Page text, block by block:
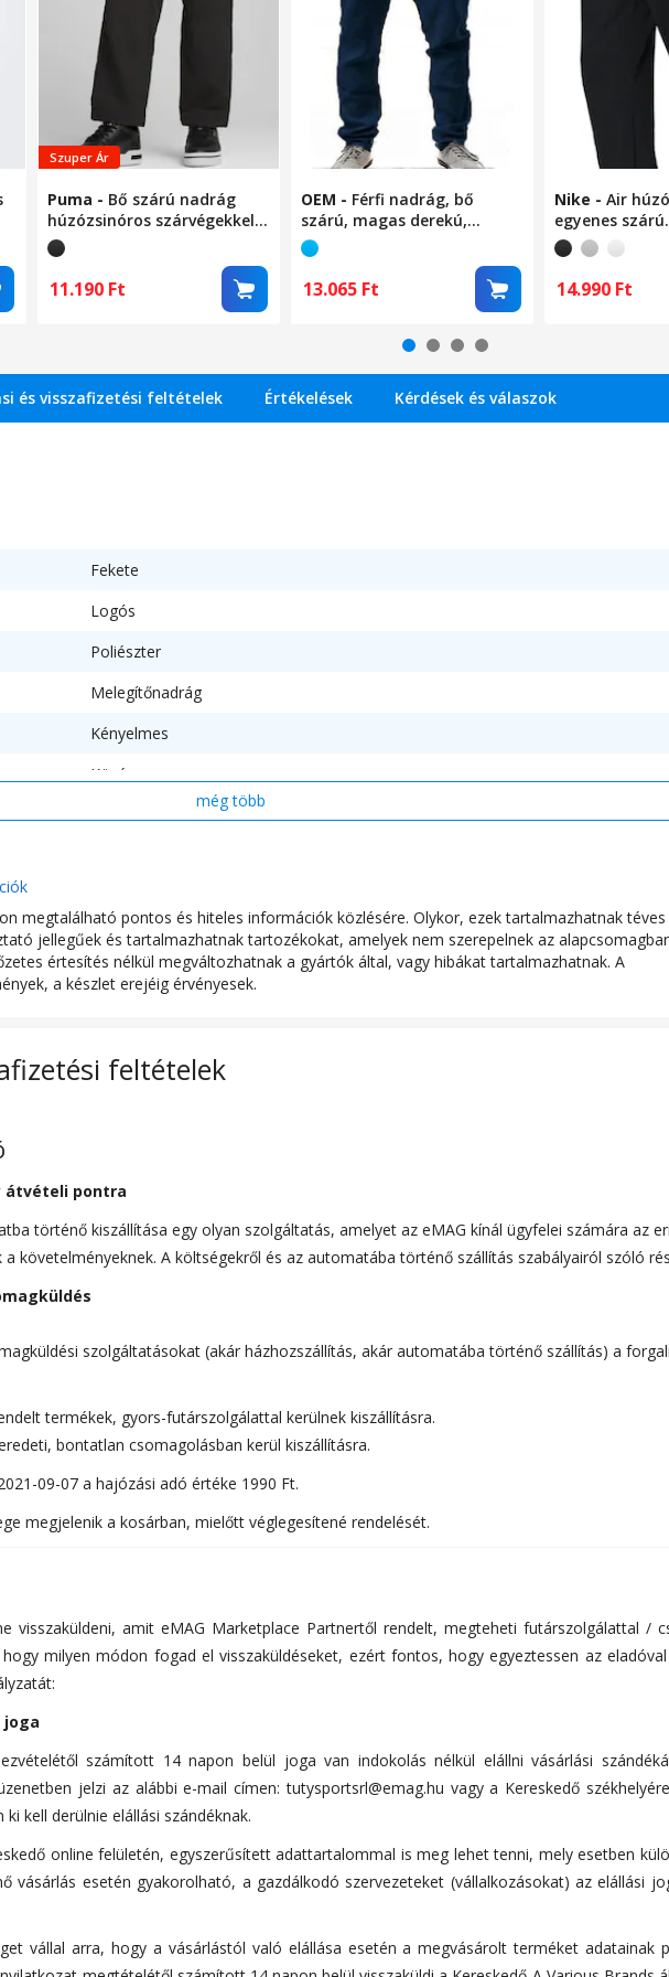
Szuper Ár
Puma - Bő szárú nadrág
húzózsinóros szárvégekkel,
Fekete, XL
11.190 Ft
OEM - Férfi nadrág, bő
szárú, magas derekú,
sötétkék, pamut és len, M
INTL
13.065 Ft
Nike - Air
egyenes szárú
14.990 Ft
és visszafizetési feltételek Értékelések Kérdések és válaszok
Fekete
Logós
Poliészter
Melegítőnadrág
Kényelmes
Középmagas
2 oldalzseb
még több
megtalálható pontos és hiteles információk közlésére. Olykor, ezek tartalmazhatnak téves
jellegűek és tartalmazhatnak tartozékokat, amelyek nem szerepelnek az
értesítés nélkül megváltozhatnak a gyártók által, vagy hibákat tartalmazhatnak. A
a készlet erejéig érvényesek.
feltételek
átvételi pontra
történő kiszállítása egy olyan szolgáltatás, amelyet az eMAG kínál ügyfelei számára az
követelményeknek. A költségekről és az automatába történő szállítás szabályairól szóló
szolgáltatásokat (akár házhozszállítás, akár automatába történő szállítás) a
termékek, gyors-futárszolgálattal kerülnek kiszállításra.
bontatlan csomagolásban kerül kiszállításra.
09-07 a hajózási adó értéke 1990 Ft.
megjelenik a kosárban, mielőtt véglegesítené rendelését.
visszaküldeni, amit eMAG Marketplace Partnertől rendelt, megteheti futárszolgálattal /
milyen módon fogad el visszaküldéseket, ezért fontos, hogy egyeztessen az
joga
számított 14 napon belül joga van indokolás nélkül elállni vásárlási
jelzi az alábbi e-mail címen: tutysportsrl@emag.hu vagy a Kereskedő
kell derülnie elállási szándéknak.
online felületén, egyszerűsített adattartalommal is meg lehet tenni, mely esetben
vásárlás esetén gyakorolható, a gazdálkodó szervezeteket (vállalkozásokat) az elállási
vállal arra, hogy a vásárlástól való elállása esetén a megvásárolt terméket adatainak